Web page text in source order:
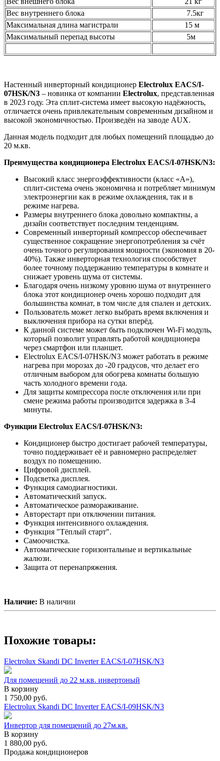
Вес внутреннего блока
7.5кг
Максимальная длина магистрали
15 м
Максимальный перепад высоты
5м
Настенный инверторный кондиционер Electrolux EACS/I-
07HSK/N3 – новинка от компании Electrolux, представленная
в 2023 году. Эта сплит-система имеет высокую надёжность,
отличается очень привлекательным современным дизайном и
высокой экономичностью. Произведён на заводе AUX.
Данная модель подходит для любых помещений площадью до
20 м.кв.
Преимущества кондиционера Electrolux EACS/I-07HSK/N3:
Высокий класс энергоэффективности (класс «А»),
сплит-система очень экономична и потребляет минимум
электроэнергии как в режиме охлаждения, так и в
режиме нагрева.
Размеры внутреннего блока довольно компактны, а
дизайн соответствует последним тенденциям.
Современный инверторный компрессор обеспечивает
существенное сокращение энергопотребления за счёт
очень точного регулирования мощности (экономия в 20-
40%). Также инверторная технология способствует
более точному поддержанию температуры в комнате и
снижает уровень шума от системы.
Благодаря очень низкому уровню шума от внутреннего
блока этот кондиционер очень хорошо подходит для
большинства комнат, в том числе для спален и детских.
Пользователь может легко выбрать время включения и
выключения прибора на сутки вперёд.
К данной системе может быть подключен Wi-Fi модуль,
который позволит управлять работой кондиционера
через смартфон или планшет.
Electrolux EACS/I-07HSK/N3 может работать в режиме
нагрева при морозах до -20 градусов, что делает его
отличным выбором для обогрева комнаты большую
часть холодного времени года.
Для защиты компрессора после отключения или при
смене режима работы производится задержка в 3-4
минуты.
Функции Electrolux EACS/I-07HSK/N3:
Кондиционер быстро достигает рабочей температуры,
точно поддерживает её и равномерно распределяет
воздух по помещению.
Цифровой дисплей.
Подсветка дисплея.
Функция самодиагностики.
Автоматический запуск.
Автоматическое размораживание.
Авторестарт при отключении питания.
Функция интенсивного охлаждения.
Функция "Тёплый старт".
Самоочистка.
Автоматические горизонтальные и вертикальные
жалюзи.
Защита от перенапряжения.
Наличие: В наличии
Похожие товары:
Electrolux Skandi DC Inverter EACS/I-07HSK/N3
Для помещений до 22 м.кв. инвертоный
В корзину
1 750,00 руб.
Electrolux Skandi DC Inverter EACS/I-09HSK/N3
Инвертор для помещений до 27м.кв.
В корзину
1 880,00 руб.
Продажа кондиционеров